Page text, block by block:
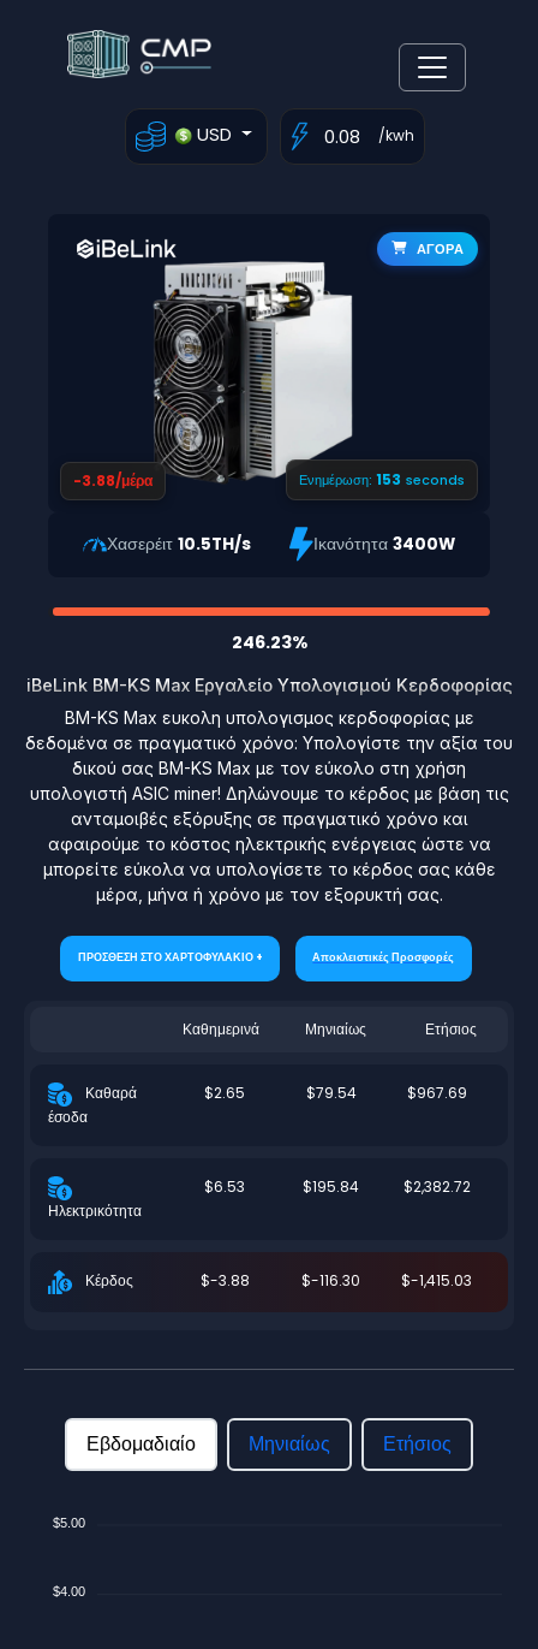
USD /kwh
ΑΓΟΡΑ
-3.88/μέρα Ενημέρωση: 152 seconds
Χασερέιτ 10.5TH/s Ικανότητα3400W
246.23%
iBeLink BM-KS Max Εργαλείο Υπολογισμού Κερδοφορίας
BM-KS Max ευκολη υπολογισμος κερδοφορίας με
δεδομένα σε πραγματικό χρόνο: Υπολογίστε την αξία του
δικού σας BM-KS Max με τον εύκολο στη χρήση
υπολογιστή ASIC miner! Δηλώνουμε το κέρδος με βάση τις
ανταμοιβές εξόρυξης σε πραγματικό χρόνο και
αφαιρούμε το κόστος ηλεκτρικής ενέργειας ώστε να
μπορείτε εύκολα να υπολογίσετε το κέρδος σας κάθε
μέρα, μήνα ή χρόνο με τον εξορυκτή σας.
ΠΡΟΣΘΕΣΗ ΣΤΟ ΧΑΡΤΟΦΥΛΑΚΙΟ + Αποκλειστικές Προσφορές
Καθημερινά Μηνιαίως Ετήσιος
Καθαρά
έσοδα
$2.65 $79.54 $967.69
Ηλεκτρικότητα
$6.53 $195.84 $2,382.72
Κέρδος $-3.88 $-116.30 $-1,415.03
Εβδομαδιαίο Μηνιαίως Ετήσιος
$5.00
$4.00